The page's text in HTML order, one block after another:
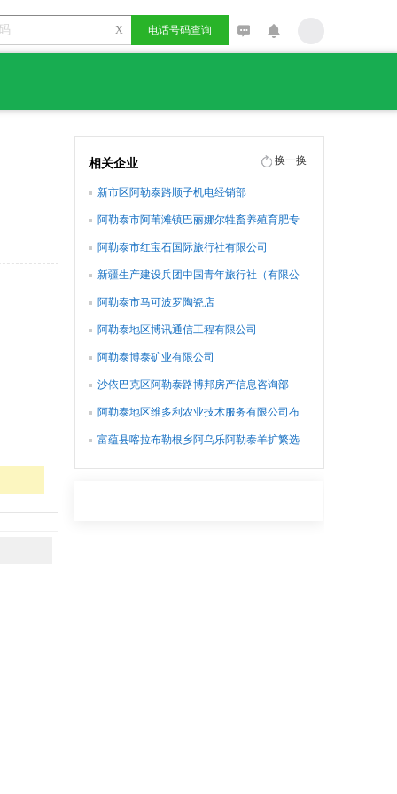
X 电话号码查询
相关企业 换一换
新市区阿勒泰路顺子机电经销部
阿勒泰市阿苇滩镇巴丽娜尔牲畜养殖育肥专
阿勒泰市红宝石国际旅行社有限公司
新疆生产建设兵团中国青年旅行社（有限公
阿勒泰市马可波罗陶瓷店
阿勒泰地区博讯通信工程有限公司
阿勒泰博泰矿业有限公司
沙依巴克区阿勒泰路博邦房产信息咨询部
阿勒泰地区维多利农业技术服务有限公司布
富蕴县喀拉布勒根乡阿乌乐阿勒泰羊扩繁选